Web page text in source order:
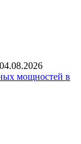
04.08.2026
мощностей в